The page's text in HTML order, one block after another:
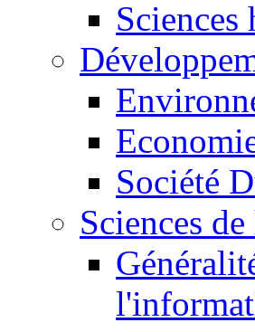
Sciences
Société
Sciences